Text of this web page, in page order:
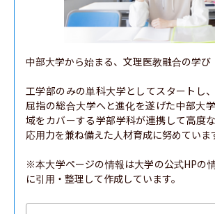
中部大学から始まる、文理医教融合の学び
工学部のみの単科大学としてスタートし
屈指の総合大学へと進化を遂げた中部大
域をカバーする学部学科が連携して高度
応用力を兼ね備えた人材育成に努めていま
※本大学ページの情報は大学の公式HPの
に引用・整理して作成しています。